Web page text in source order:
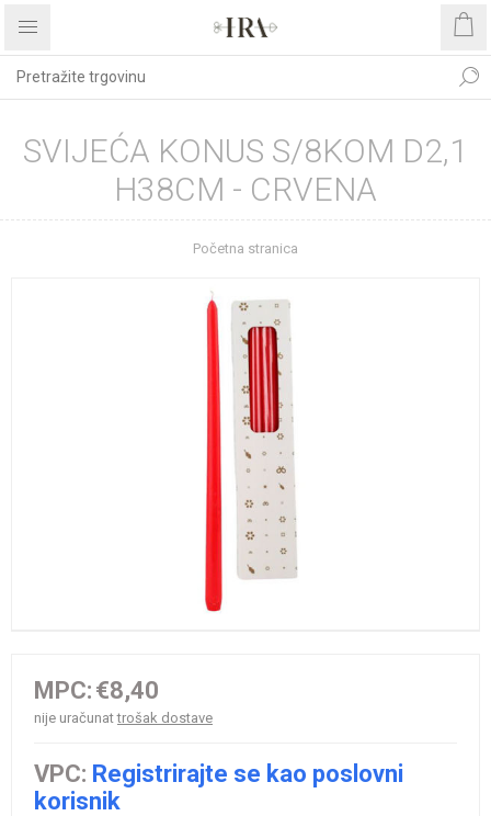
SVIJEĆA KONUS S/8KOM D2,1
H38CM - CRVENA
Početna stranica
MPC: €8,40
nije uračunattrošak dostave
VPC: Registrirajte se kao poslovni
korisnik